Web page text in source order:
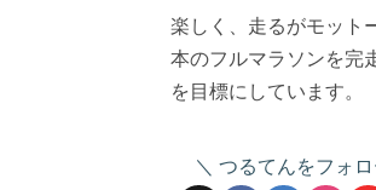
楽しく、走るがモット
本のフルマラソンを完
を目標にしています。
つるてんをフォ